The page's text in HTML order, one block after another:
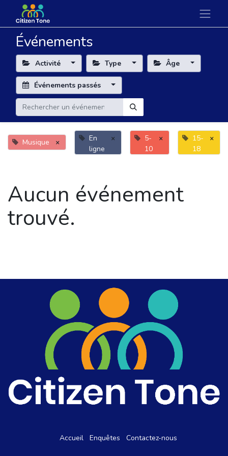
Événements
Activité Type Âge
Événements passés
Musique ×
En
ligne
×
5-
10
×
15-
18
×
Aucun événement
trouvé.
Accueil Enquêtes Contactez-nous